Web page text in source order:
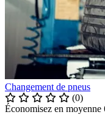
Changement de pneus
(0)
Économisez en moyenne